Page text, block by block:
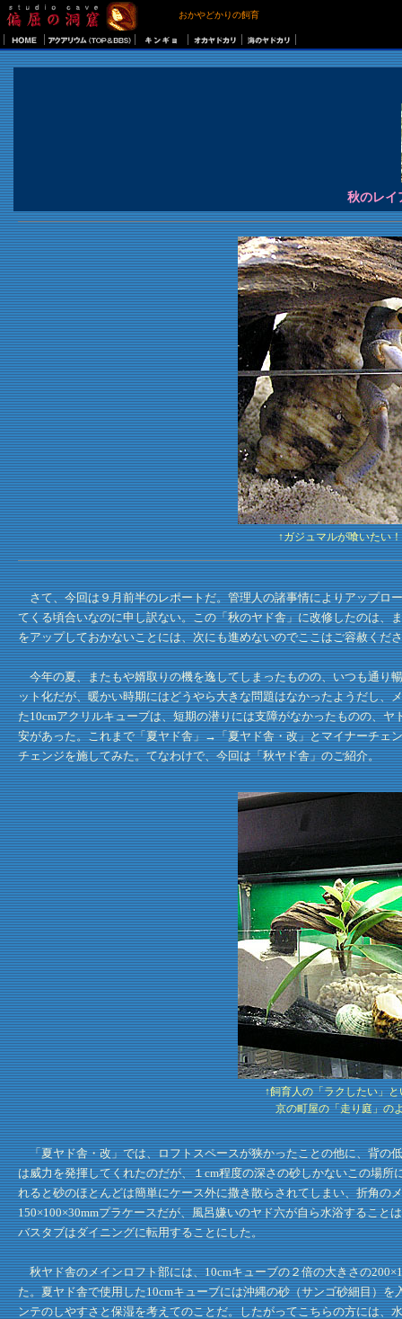
おかやどかりの飼育
秋のレイ
↑ガジュマルが喰いたい
さて、今回は９月前半のレポートだ。管理人の諸事情によりアップロ
てくる頃合いなのに申し訳ない。この「秋のヤド舎」に改修したのは
をアップしておかないことには、次にも進めないのでここはご容赦くだ
今年の夏、またもや婿取りの機を逸してしまったものの、いつも通り
ット化だが、暖かい時期にはどうやら大きな問題はなかったようだし
た10cmアクリルキューブは、短期の潜りには支障がなかったものの、
安があった。これまで「夏ヤド舎」→「夏ヤド舎・改」とマイナーチェ
チェンジを施してみた。てなわけで、今回は「秋ヤド舎」のご紹介。
↑飼育人の「ラクしたい」
京の町屋の「走り庭」の
「夏ヤド舎・改」では、ロフトスペースが狭かったことの他に、背の
は威力を発揮してくれたのだが、１cm程度の深さの砂しかないこの場
れると砂のほとんどは簡単にケース外に撒き散らされてしまい、折角
150×100×30mmプラケースだが、風呂嫌いのヤド六が自ら水浴するこ
バスタブはダイニングに転用することにした。
秋ヤド舎のメインロフト部には、10cmキューブの２倍の大きさの
た。夏ヤド舎で使用した10cmキューブには沖縄の砂（サンゴ砂細目）
ンテのしやすさと保湿を考えてのことだ。したがってこちらの方には、